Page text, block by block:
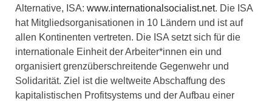
Alternative, ISA: www.internationalsocialist.net. Die ISA
hat Mitgliedsorganisationen in 10 Ländern und ist auf
allen Kontinenten vertreten. Die ISA setzt sich für die
internationale Einheit der Arbeiter*innen ein und
organisiert grenzüberschreitende Gegenwehr und
Solidarität. Ziel ist die weltweite Abschaffung des
kapitalistischen Profitsystems und der Aufbau einer